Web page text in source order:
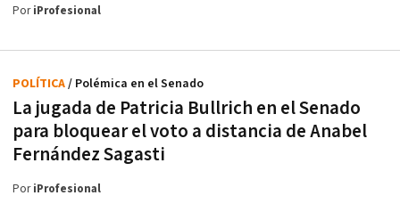
PoriProfesional
La jugada de Patricia Bullrich en el Senado
para bloquear el voto a distancia de Anabel
Fernández Sagasti
POLÍTICA/ Polémica en el Senado
PoriProfesional